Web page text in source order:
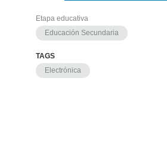
Etapa educativa
Educación Secundaria
TAGS
Electrónica